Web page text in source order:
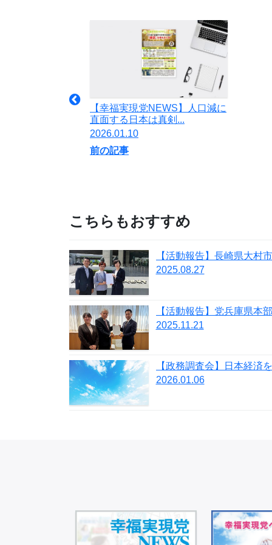
【幸福実現党NEWS】人口減に
直面する日本は真剣...
2026.01.10
前の記事
こちらもおすすめ
2025.08.27
2025.11.21
2026.01.06